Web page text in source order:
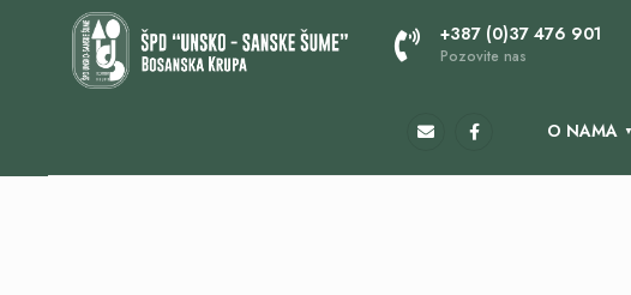
+387 (0)37 476 901
Pozovite nas
O NAMA